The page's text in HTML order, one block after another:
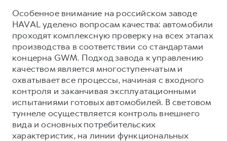
Особенное внимание на российском заводе
HAVAL уделено вопросам качества: автомобили
проходят комплексную проверку на всех этапах
производства в соответствии со стандартами
концерна GWM. Подход завода к управлению
качеством является многоступенчатым и
охватывает все процессы, начиная с входного
контроля и заканчивая эксплуатационными
испытаниями готовых автомобилей. В световом
туннеле осуществляется контроль внешнего
вида и основных потребительских
характеристик, на линии функциональных